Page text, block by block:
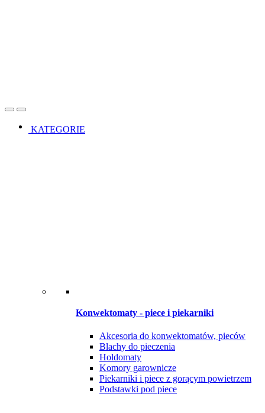
OpenClose
KATEGORIE
Konwektomaty - piece i piekarniki
Akcesoria do konwektomatów, pieców
Blachy do pieczenia
Holdomaty
Komory garownicze
Piekarniki i piece z gorącym powietrzem
Podstawki pod piece